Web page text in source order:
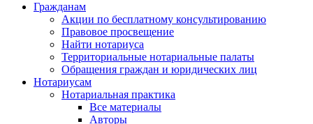
Гражданам
Акции по бесплатному консультированию
Правовое просвещение
Найти нотариуса
Территориальные нотариальные палаты
Обращения граждан и юридических лиц
Нотариусам
Нотариальная практика
Все материалы
Авторы